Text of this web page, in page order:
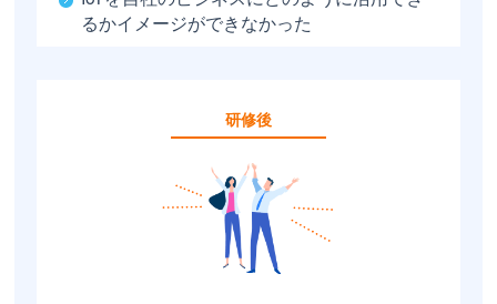
るかイメージができなかった
研修後